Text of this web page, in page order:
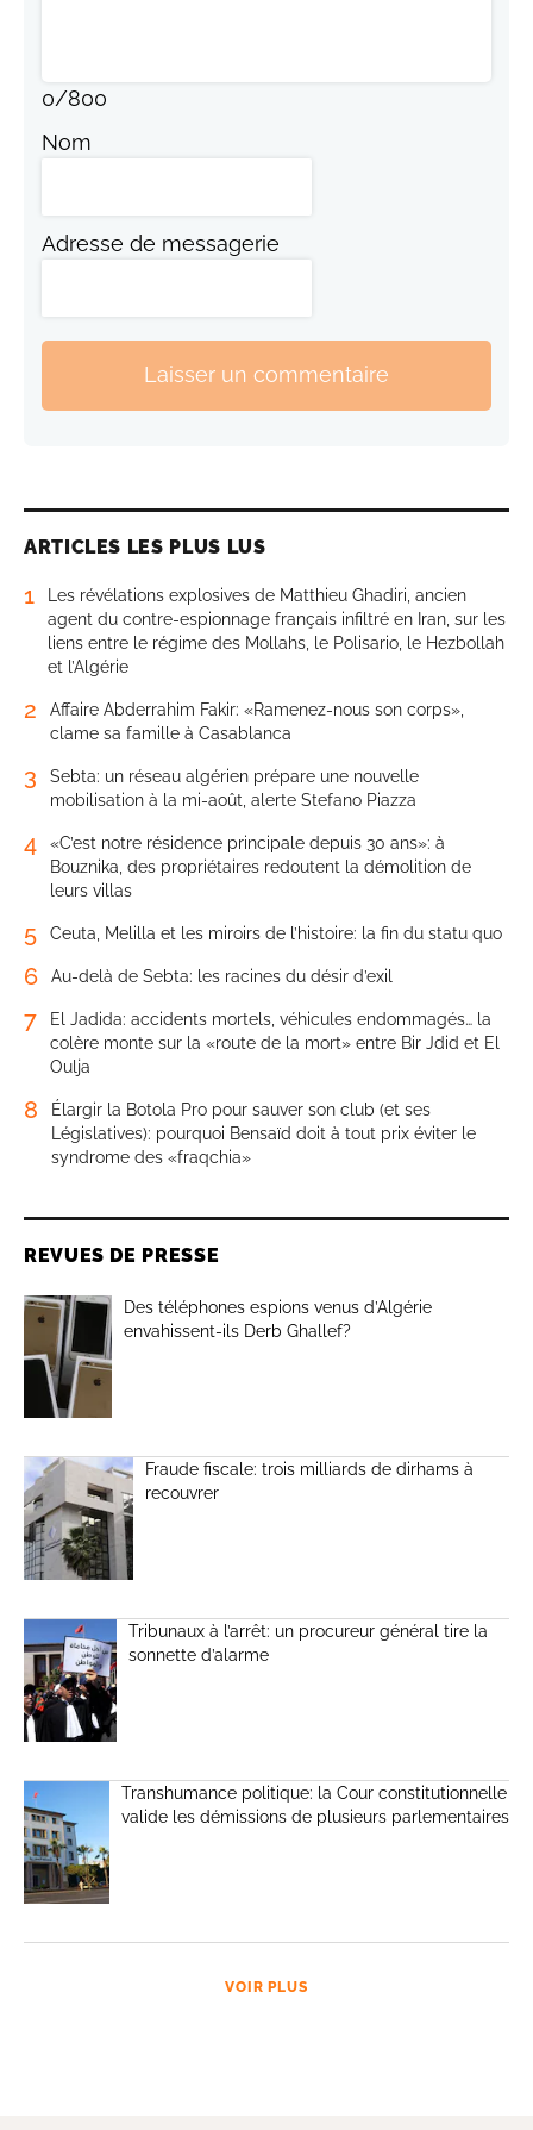
0/800
Nom
Adresse de messagerie
Laisser un commentaire
ARTICLES LES PLUS LUS
1
Les révélations explosives de Matthieu Ghadiri, ancien
agent du contre-espionnage français infiltré en Iran, sur les
liens entre le régime des Mollahs, le Polisario, le Hezbollah
et l’Algérie
2
Affaire Abderrahim Fakir: «Ramenez-nous son corps»,
clame sa famille à Casablanca
3
Sebta: un réseau algérien prépare une nouvelle
mobilisation à la mi-août, alerte Stefano Piazza
4
«C’est notre résidence principale depuis 30 ans»: à
Bouznika, des propriétaires redoutent la démolition de
leurs villas
5 Ceuta, Melilla et les miroirs de l’histoire: la fin du statu quo
6 Au-delà de Sebta: les racines du désir d’exil
7
El Jadida: accidents mortels, véhicules endommagés… la
colère monte sur la «route de la mort» entre Bir Jdid et El
Oulja
8
Élargir la Botola Pro pour sauver son club (et ses
Législatives): pourquoi Bensaïd doit à tout prix éviter le
syndrome des «fraqchia»
REVUES DE PRESSE
Des téléphones espions venus d’Algérie
envahissent-ils Derb Ghallef?
Fraude fiscale: trois milliards de dirhams à
recouvrer
Tribunaux à l’arrêt: un procureur général tire la
sonnette d’alarme
Transhumance politique: la Cour constitutionnelle
valide les démissions de plusieurs parlementaires
VOIR PLUS